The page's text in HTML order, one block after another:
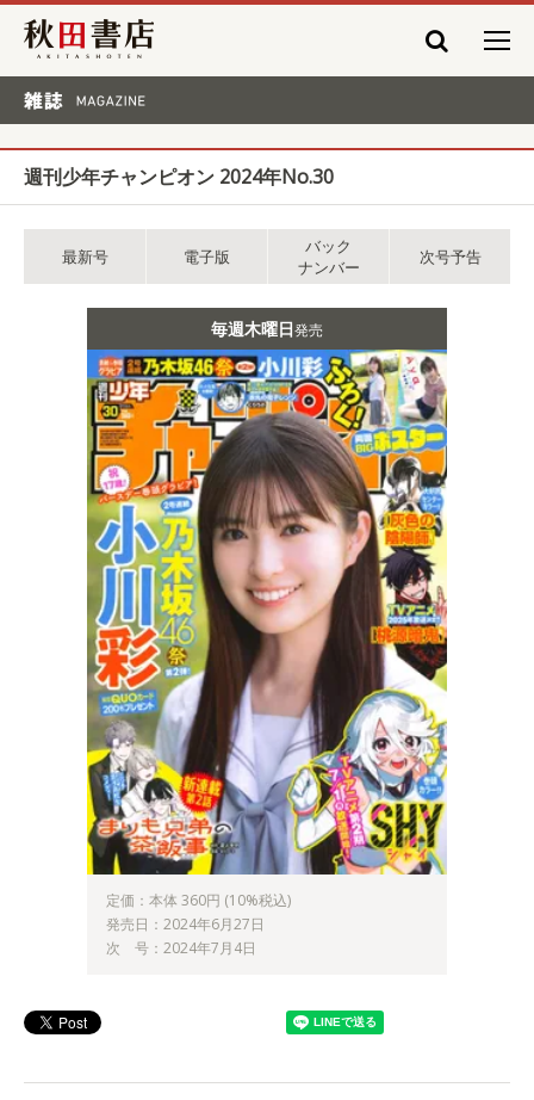
秋田書店
週刊少年チャンピオン 2024年No.30
最新号 電子版
バック
ナンバー
次号予告
毎週木曜日発売
定価：本体 360円 (10%税込)
発売日：2024年6月27日
次 号：2024年7月4日